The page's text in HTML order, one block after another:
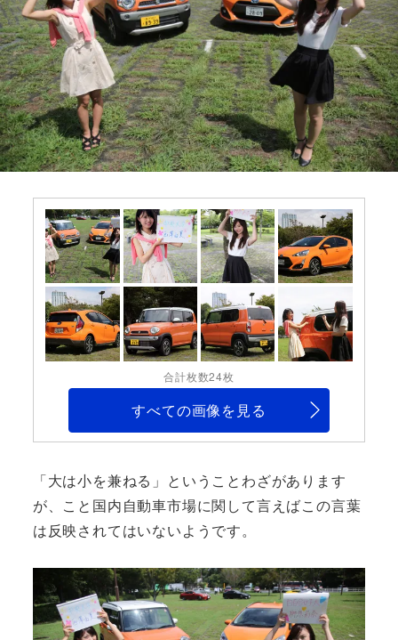
合計枚数24枚
すべての画像を見る
「大は小を兼ねる」ということわざがあります
が、こと国内自動車市場に関して言えばこの言葉
は反映されてはいないようです。